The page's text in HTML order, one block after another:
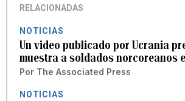
RELACIONADAS
NOTICIAS
Un video publicado por Ucrania
muestra a soldados norcoreanos
Por The Associated Press
NOTICIAS